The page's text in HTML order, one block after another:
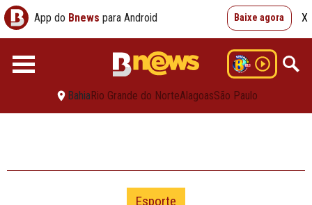
App do Bnews para Android Baixe agora X
BahiaRio Grande do NorteAlagoasSão Paulo
Esporte